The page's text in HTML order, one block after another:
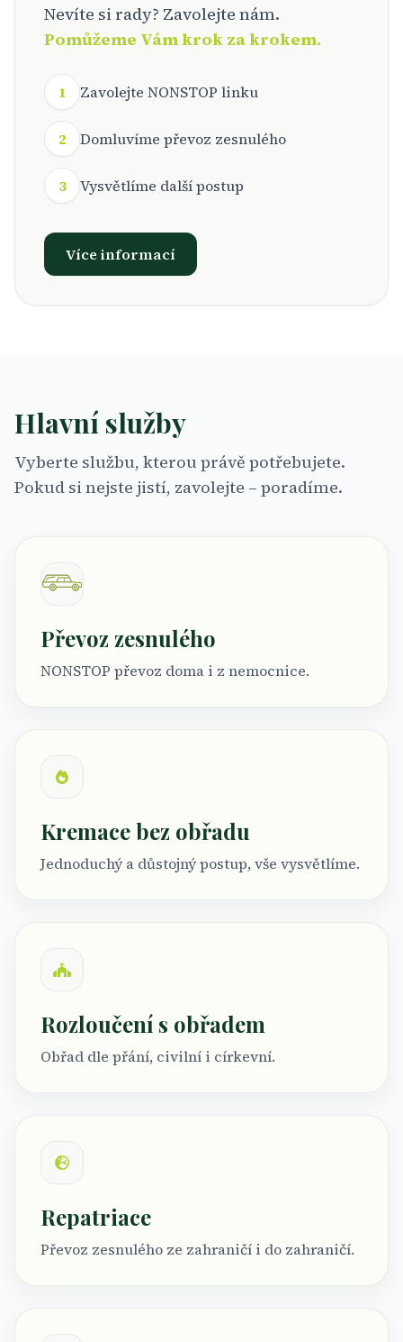
Nevíte si rady? Zavolejte nám.
Pomůžeme Vám krok za krokem.
1 Zavolejte NONSTOP linku
2 Domluvíme převoz zesnulého
3 Vysvětlíme další postup
Více informací
Hlavní služby
Vyberte službu, kterou právě potřebujete.
Pokud si nejste jistí, zavolejte – poradíme.
Převoz zesnulého
NONSTOP převoz doma i z nemocnice.
Kremace bez obřadu
Jednoduchý a důstojný postup, vše vysvětlíme.
Rozloučení s obřadem
Obřad dle přání, civilní i církevní.
Repatriace
Převoz zesnulého ze zahraničí i do zahraničí.